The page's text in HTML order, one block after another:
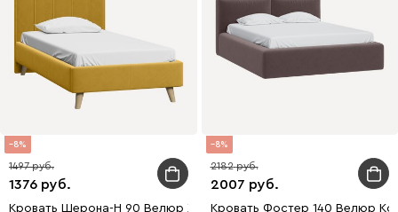
8
1376
1497
Кровать Шерона-Н 90 Велюр Желтый
8
2007
2182
Кровать Фостер 140 Велюр